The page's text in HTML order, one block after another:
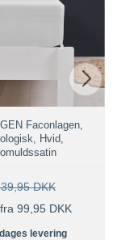
Faconlagen,
Hvid,
DKK
99,95 DKK
levering